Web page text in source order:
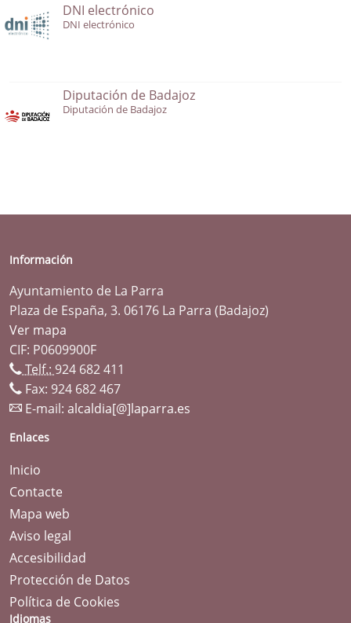
DNI electrónico
DNI electrónico
Diputación de Badajoz
Diputación de Badajoz
Información
Ayuntamiento de La Parra
Plaza de España, 3. 06176 La Parra (Badajoz)
Ver mapa
CIF: P0609900F
Telf.: 924 682 411
Fax: 924 682 467
E-mail: alcaldia[@]laparra.es
Enlaces
Inicio
Contacte
Mapa web
Aviso legal
Accesibilidad
Protección de Datos
Política de Cookies
Idiomas